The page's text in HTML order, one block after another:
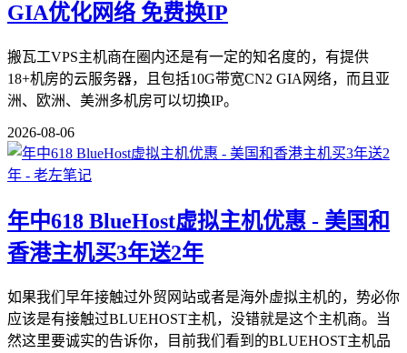
GIA优化网络 免费换IP
搬瓦工VPS主机商在圈内还是有一定的知名度的，有提供
18+机房的云服务器，且包括10G带宽CN2 GIA网络，而且亚
洲、欧洲、美洲多机房可以切换IP。
2026-08-06
年中618 BlueHost虚拟主机优惠 - 美国和
香港主机买3年送2年
如果我们早年接触过外贸网站或者是海外虚拟主机的，势必你
应该是有接触过BLUEHOST主机，没错就是这个主机商。当
然这里要诚实的告诉你，目前我们看到的BLUEHOST主机品